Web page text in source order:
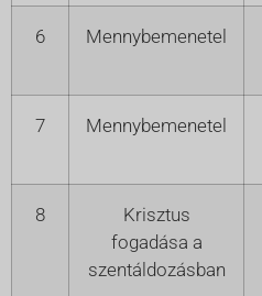
6 Mennybemenetel
7 Mennybemenetel
8
Krisztus
fogadása a
szentáldozásban